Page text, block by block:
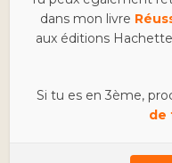
dans mon livre
aux éditions
Si tu es en 3ème,
de